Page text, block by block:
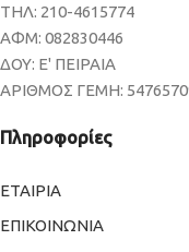
ΤΗΛ: 210-4615774
ΑΦΜ: 082830446
ΔΟΥ: Ε' ΠΕΙΡΑΙΑ
ΑΡΙΘΜΟΣ ΓΕΜΗ:
Πληροφορίες
ΕΤΑΙΡΙΑ
ΕΠΙΚΟΙΝΩΝΙΑ